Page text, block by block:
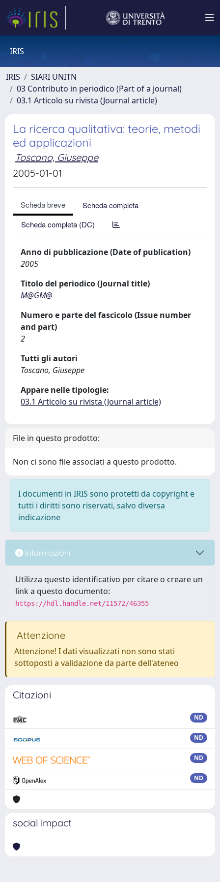
IRIS
IRIS
SIARI UNITN
03 Contributo in periodico (Part of a journal)
03.1 Articolo su rivista (Journal article)
La ricerca qualitativa: teorie, metodi
ed applicazioni
Toscano, Giuseppe
2005-01-01
Scheda breve
Scheda completa
Scheda completa (DC)
Anno di pubblicazione (Date of publication)
2005
Titolo del periodico (Journal title)
M@GM@
Numero e parte del fascicolo (Issue number
and part)
2
Tutti gli autori
Toscano, Giuseppe
Appare nelle tipologie:
03.1 Articolo su rivista (Journal article)
File in questo prodotto:
Non ci sono file associati a questo prodotto.
I documenti in IRIS sono protetti da copyright e
tutti i diritti sono riservati, salvo diversa
indicazione
Informazioni
Utilizza questo identificativo per citare o creare un
link a questo documento:
https://hdl.handle.net/11572/46355
Attenzione
Attenzione! I dati visualizzati non sono stati
sottoposti a validazione da parte dell'ateneo
Citazioni
ND
ND
ND
ND
social impact